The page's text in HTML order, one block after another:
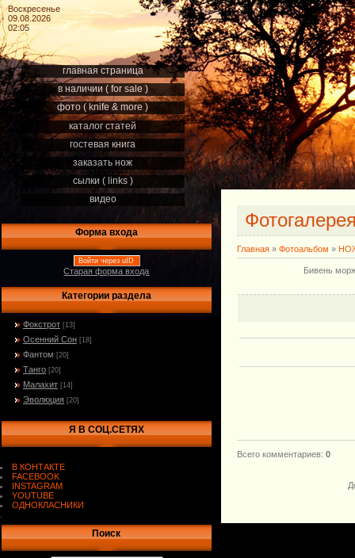
Воскресенье
09.08.2026
02:05
главная страница
в наличии ( for sale )
фото ( knife & more )
каталог статей
гостевая книга
заказать нож
сылки ( links )
видео
Форма входа
Войти через uID
Старая форма входа
Категории раздела
Фокстрот [13]
Осенний Сон [18]
Фантом [20]
Танго [20]
Малахит [14]
Эволюция [20]
Я В СОЦ.СЕТЯХ
В КОНТАКТЕ
FACEBOOK
INSTAGRAM
YOUTUBE
ОДНОКЛАСНИКИ
Поиск
Главная » Фотоальбом »
Бивень
Всего комментариев: 0